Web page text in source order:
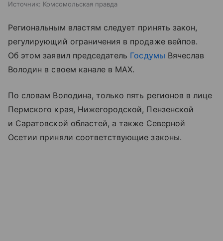
Источник: Комсомольская правда
Региональным властям следует принять закон,
регулирующий ограничения в продаже вейпов.
Об этом заявил председатель Госдумы Вячеслав
Володин в своем канале в МАХ.
По словам Володина, только пять регионов в лице
Пермского края, Нижегородской, Пензенской
и Саратовской областей, а также Северной
Осетии приняли соответствующие законы.